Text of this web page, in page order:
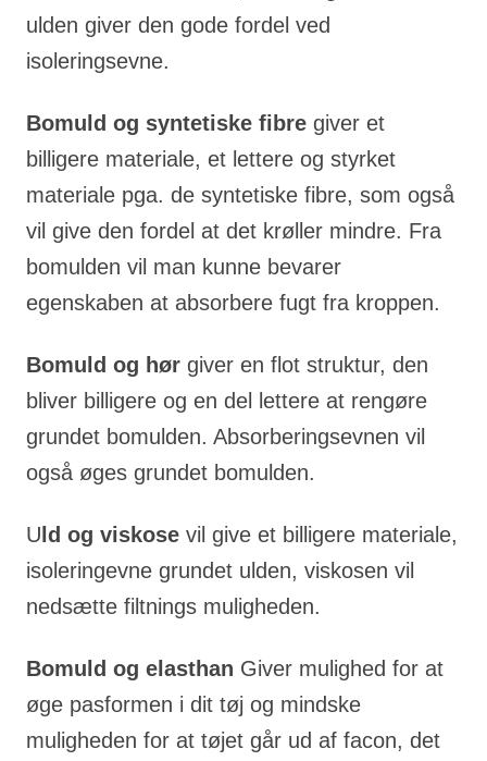
ulden giver den gode fordel ved
isoleringsevne.
Bomuld og syntetiske fibre giver et
billigere materiale, et lettere og styrket
materiale pga. de syntetiske fibre, som også
vil give den fordel at det krøller mindre. Fra
bomulden vil man kunne bevarer
egenskaben at absorbere fugt fra kroppen.
Bomuld og hør giver en flot struktur, den
bliver billigere og en del lettere at rengøre
grundet bomulden. Absorberingsevnen vil
også øges grundet bomulden.
U ld og viskose vil give et billigere materiale,
isoleringevne grundet ulden, viskosen vil
nedsætte filtnings muligheden.
Bomuld og elasthan Giver mulighed for at
øge pasformen i dit tøj og mindske
muligheden for at tøjet går ud af facon, det